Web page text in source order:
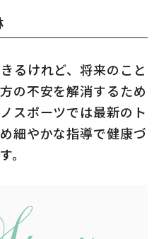
るけれど、将来のこと
の不安を解消するため
スポーツでは最新のト
細やかな指導で健康づ
。